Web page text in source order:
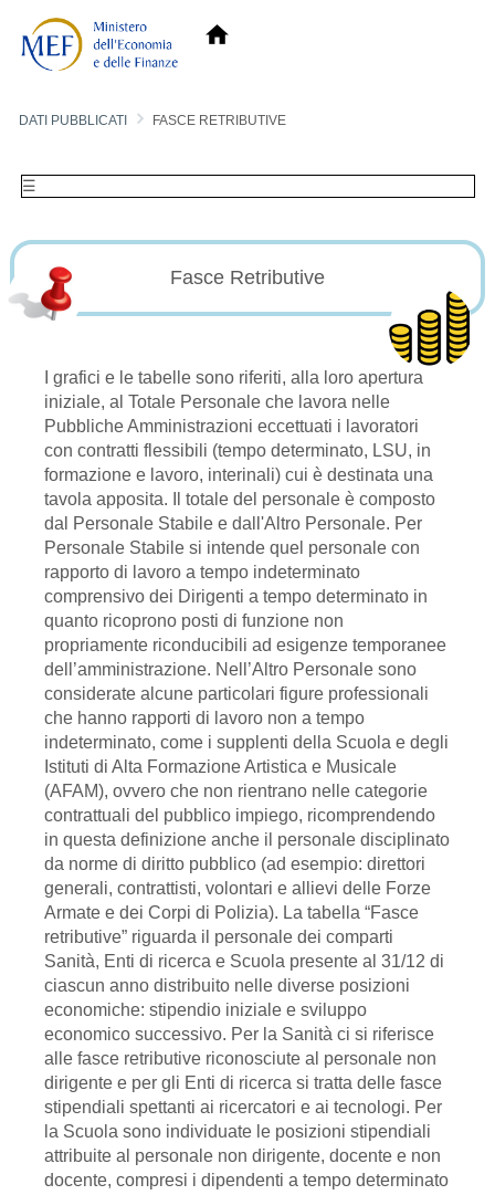

DATI PUBBLICATI FASCE RETRIBUTIVE
☰
Fasce Retributive
I grafici e le tabelle sono riferiti, alla loro apertura
iniziale, al Totale Personale che lavora nelle
Pubbliche Amministrazioni eccettuati i lavoratori
con contratti flessibili (tempo determinato, LSU, in
formazione e lavoro, interinali) cui è destinata una
tavola apposita. Il totale del personale è composto
dal Personale Stabile e dall'Altro Personale. Per
Personale Stabile si intende quel personale con
rapporto di lavoro a tempo indeterminato
comprensivo dei Dirigenti a tempo determinato in
quanto ricoprono posti di funzione non
propriamente riconducibili ad esigenze temporanee
dell’amministrazione. Nell’Altro Personale sono
considerate alcune particolari figure professionali
che hanno rapporti di lavoro non a tempo
indeterminato, come i supplenti della Scuola e degli
Istituti di Alta Formazione Artistica e Musicale
(AFAM), ovvero che non rientrano nelle categorie
contrattuali del pubblico impiego, ricomprendendo
in questa definizione anche il personale disciplinato
da norme di diritto pubblico (ad esempio: direttori
generali, contrattisti, volontari e allievi delle Forze
Armate e dei Corpi di Polizia). La tabella “Fasce
retributive” riguarda il personale dei comparti
Sanità, Enti di ricerca e Scuola presente al 31/12 di
ciascun anno distribuito nelle diverse posizioni
economiche: stipendio iniziale e sviluppo
economico successivo. Per la Sanità ci si riferisce
alle fasce retributive riconosciute al personale non
dirigente e per gli Enti di ricerca si tratta delle fasce
stipendiali spettanti ai ricercatori e ai tecnologi. Per
la Scuola sono individuate le posizioni stipendiali
attribuite al personale non dirigente, docente e non
docente, compresi i dipendenti a tempo determinato